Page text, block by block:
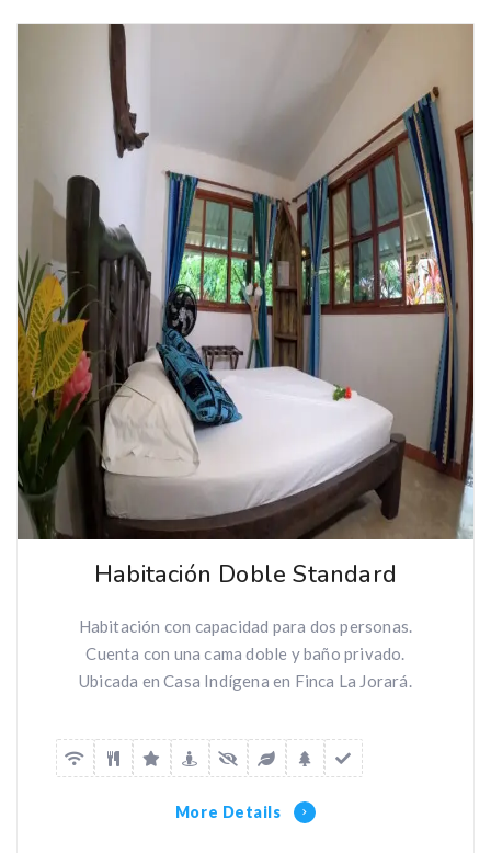
Habitación Doble Standard
Habitación con capacidad para dos personas.
Cuenta con una cama doble y baño privado.
Ubicada en Casa Indígena en Finca La Jorará.
More Details